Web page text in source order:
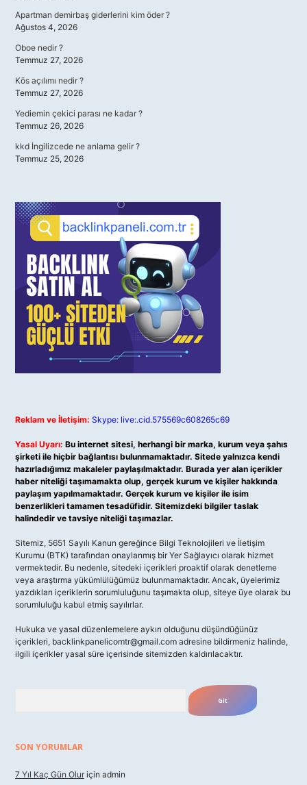
Apartman demirbaş giderlerini kim öder ?
Ağustos 4, 2026
Oboe nedir ?
Temmuz 27, 2026
Kös açılımı nedir ?
Temmuz 27, 2026
Yediemin çekici parası ne kadar ?
Temmuz 26, 2026
kkd İngilizcede ne anlama gelir ?
Temmuz 25, 2026
Reklam ve İletişim: Skype: live:.cid.575569c608265c69
Yasal Uyarı: Bu internet sitesi, herhangi bir marka, kurum veya şahıs
şirketi ile hiçbir bağlantısı bulunmamaktadır. Sitede yalnızca kendi
hazırladığımız makaleler paylaşılmaktadır. Burada yer alan içerikler
haber niteliği taşımamakta olup, gerçek kurum ve kişiler hakkında
paylaşım yapılmamaktadır. Gerçek kurum ve kişiler ile isim
benzerlikleri tamamen tesadüfidir. Sitemizdeki bilgiler taslak
halindedir ve tavsiye niteliği taşımazlar.
Sitemiz, 5651 Sayılı Kanun gereğince Bilgi Teknolojileri ve İletişim
Kurumu (BTK) tarafından onaylanmış bir Yer Sağlayıcı olarak hizmet
vermektedir. Bu nedenle, sitedeki içerikleri proaktif olarak denetleme
veya araştırma yükümlülüğümüz bulunmamaktadır. Ancak, üyelerimiz
yazdıkları içeriklerin sorumluluğunu taşımakta olup, siteye üye olarak bu
sorumluluğu kabul etmiş sayılırlar.
Hukuka ve yasal düzenlemelere aykırı olduğunu düşündüğünüz
içerikleri, backlinkpanelicomtr@gmail.com adresine bildirmeniz halinde,
ilgili içerikler yasal süre içerisinde sitemizden kaldırılacaktır.
SON YORUMLAR
7 Yıl Kaç Gün Olur için admin